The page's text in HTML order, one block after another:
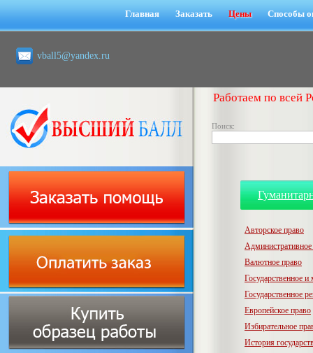
Главная Заказать Цены Способы
vball5@yandex.ru
Работаем по всей
Поиск:
Авторское право
Административное
Валютное право
Государственное
Государственное
Европейское право
Избирательное
История